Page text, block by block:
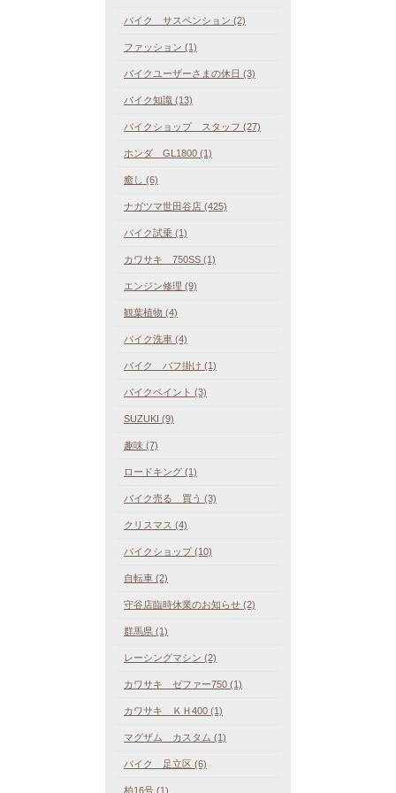
バイク サスペンション (2)
ファッション (1)
バイクユーザーさまの休日 (3)
バイク知識 (13)
バイクショップ スタッフ (27)
ホンダ GL1800 (1)
癒し (6)
ナガツマ世田谷店 (425)
バイク試乗 (1)
カワサキ 750SS (1)
エンジン修理 (9)
観葉植物 (4)
バイク洗車 (4)
バイク バフ掛け (1)
バイクペイント (3)
SUZUKI (9)
趣味 (7)
ロードキング (1)
バイク売る 買う (3)
クリスマス (4)
バイクショップ (10)
自転車 (2)
守谷店臨時休業のお知らせ (2)
群馬県 (1)
レーシングマシン (2)
カワサキ ゼファー750 (1)
カワサキ ＫＨ400 (1)
マグザム カスタム (1)
バイク 足立区 (6)
柏16号 (1)